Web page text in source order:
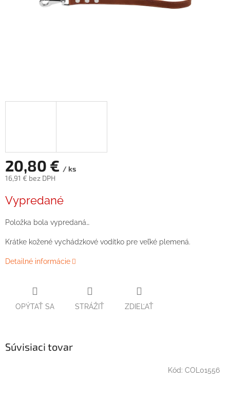
20,80 € / ks
16,91 € bez DPH
cena:
Vypredané
Položka bola vypredaná…
Krátke kožené vychádzkové vodítko pre veľké plemená.
Detailné informácie
OPÝTAŤ SA STRÁŽIŤ ZDIEĽAŤ
Súvisiaci tovar
Kód: COL01556